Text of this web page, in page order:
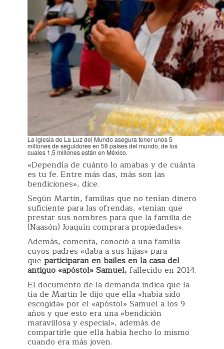
La iglesia de La Luz del Mundo asegura tener unos 5
millones de seguidores en 58 países del mundo, de los
cuales 1,5 millones están en México.
«Dependía de cuánto lo amabas y de cuánta
es tu fe. Entre más das, más son las
bendiciones», dice.
Según Martin, familias que no tenían dinero
suficiente para las ofrendas, «tenían que
prestar sus nombres para que la familia de
(Naasón) Joaquín comprara propiedades».
Además, comenta, conoció a una familia
cuyos padres «daba a sus hijas» para
que participaran en bailes en la casa del
antiguo «apóstol» Samuel, fallecido en 2014.
El documento de la demanda indica que la
tía de Martin le dijo que ella «había sido
escogida» por el «apóstol» Samuel a los 9
años y que esto era una «bendición
maravillosa y especial», además de
compartirle que ella había hecho lo mismo
cuando era más joven.